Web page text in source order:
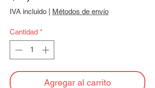
IVA incluido Métodos de envío
Cantidad *
Agregar al carrito